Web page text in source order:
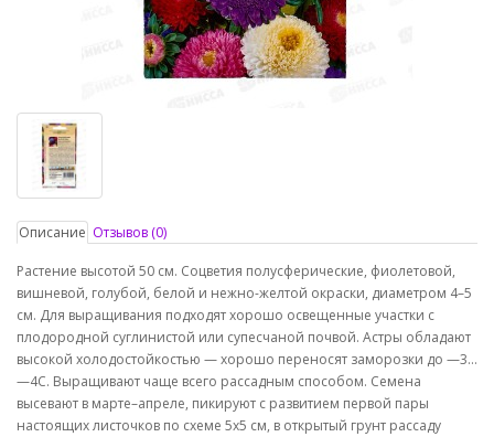
Описание Отзывов (0)
Растение высотой 50 см. Соцветия полусферические, фиолетовой,
вишневой, голубой, белой и нежно-желтой окраски, диаметром 4–5
см. Для выращивания подходят хорошо освещенные участки с
плодородной суглинистой или супесчаной почвой. Астры обладают
высокой холодостойкостью — хорошо переносят заморозки до —3…
—4С. Выращивают чаще всего рассадным способом. Семена
высевают в марте–апреле, пикируют с развитием первой пары
настоящих листочков по схеме 5х5 см, в открытый грунт рассаду